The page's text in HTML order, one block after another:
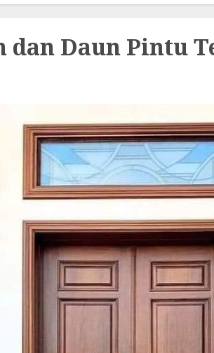
dan Daun Pintu